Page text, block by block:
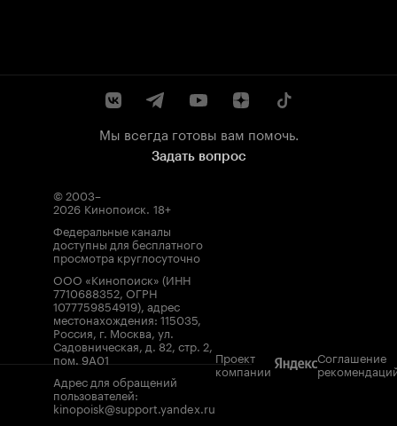
Мы всегда готовы вам помочь.
Задать вопрос
© 2003–
2026 Кинопоиск. 18+
Федеральные каналы
доступны для бесплатного
просмотра круглосуточно
ООО «Кинопоиск» (ИНН
7710688352, ОГРН
1077759854919), адрес
местонахождения: 115035,
Россия, г. Москва, ул.
Садовническая, д. 82, стр. 2,
пом. 9А01
Адрес для обращений
пользователей:
kinopoisk@support.yandex.ru
Проект
компании
Соглашение